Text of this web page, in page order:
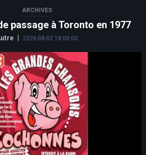
ARCHIVES
passage à Toronto en 1977
2026-08-02 18:00:00